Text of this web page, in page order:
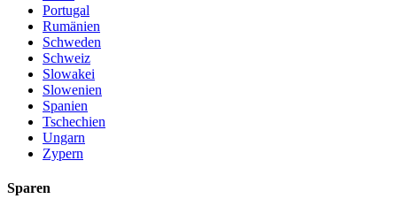
Portugal
Rumänien
Schweden
Schweiz
Slowakei
Slowenien
Spanien
Tschechien
Ungarn
Zypern
Sparen